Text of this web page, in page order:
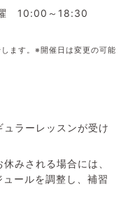
10:00～18:30
ます。 ※開催日は変更の可能
ラーレッスンが受け
みされる場合には、
ールを調整し、補習